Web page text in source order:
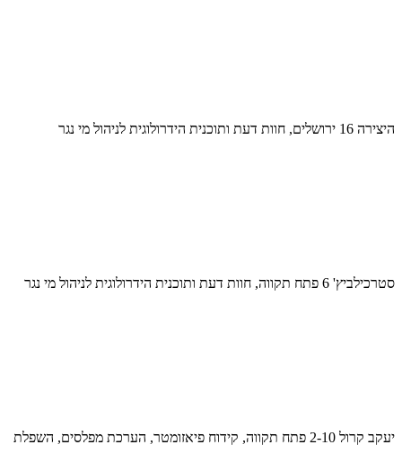
היצירה 16 ירושלים, חוות דעת ותוכנית הידרולוגית לניהול מי נגר
סטרכילביץ' 6 פתח תקווה, חוות דעת ותוכנית הידרולוגית לניהול מי נגר
יעקב קרול 2-10 פתח תקווה, קידוח פיאזומטר, הערכת מפלסים, השפלת